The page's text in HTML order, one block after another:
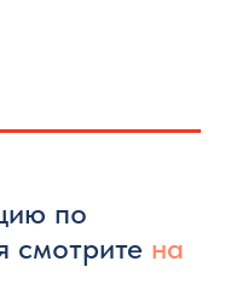
по
смотрите на